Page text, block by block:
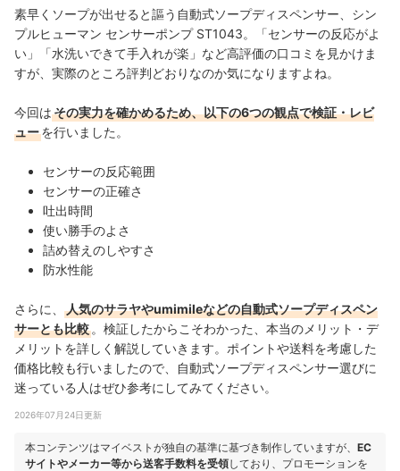
素早くソープが出せると謳う自動式ソープディスペンサー、シン
プルヒューマン センサーポンプ ST1043。「センサーの反応がよ
い」「水洗いできて手入れが楽」 など高評価の口コミを見かけま
すが、実際のところ評判どおりなのか気になりますよね。
今回はその実力を確かめるため、以下の6つの観点で検証・レビ
ューを行いました。
センサーの反応範囲
センサーの正確さ
吐出時間
使い勝手のよさ
詰め替えのしやすさ
防水性能
さらに、
人気のサラヤやumimileなどの自動式ソープディスペン
サーとも比較 。検証したからこそわかった、本当のメリット・デ
メリットを詳しく解説していきます。ポイントや送料を考慮した
価格比較も行いましたので、自動式ソープディスペンサー選びに
迷っている人はぜひ参考にしてみてください。
2026年07月24日更新
本コンテンツはマイベストが独自の基準に基づき制作していますが、 EC
サイトやメーカー等から送客手数料を受領しており、プロモーションを